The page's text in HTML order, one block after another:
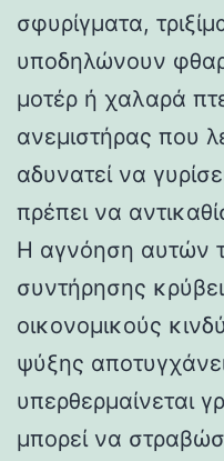
σφυρίγματα,
υποδηλώνουν
μοτέρ ή χαλαρά
ανεμιστήρας που
αδυνατεί να
πρέπει να
Η αγνόηση αυτών
συντήρησης
οικονομικούς
ψύξης
υπερθερμαίνεται
μπορεί να